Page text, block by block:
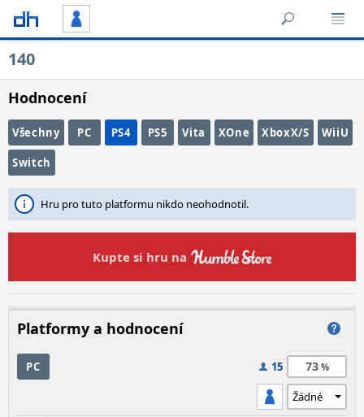
140
Hodnocení
Všechny PC PS4 PS5 Vita XOne XboxX/S WiiU
Switch
Hru pro tuto platformu nikdo neohodnotil.
Kupte si hru na
Platformy a hodnocení
PC 15 73